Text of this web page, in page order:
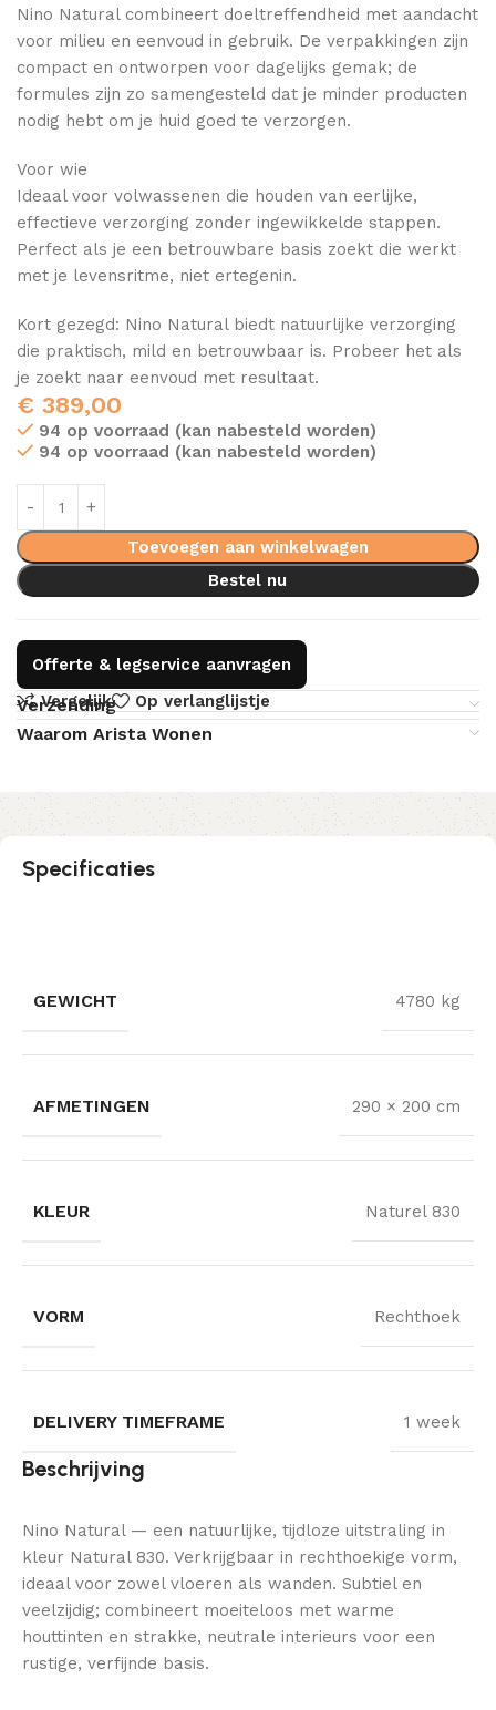
Nino Natural combineert doeltreffendheid met aandacht
voor milieu en eenvoud in gebruik. De verpakkingen zijn
compact en ontworpen voor dagelijks gemak; de
formules zijn zo samengesteld dat je minder producten
nodig hebt om je huid goed te verzorgen.
Voor wie
Ideaal voor volwassenen die houden van eerlijke,
effectieve verzorging zonder ingewikkelde stappen.
Perfect als je een betrouwbare basis zoekt die werkt
met je levensritme, niet ertegenin.
Kort gezegd: Nino Natural biedt natuurlijke verzorging
die praktisch, mild en betrouwbaar is. Probeer het als
je zoekt naar eenvoud met resultaat.
€ 389,00
94 op voorraad (kan nabesteld worden)
94 op voorraad (kan nabesteld worden)
Toevoegen aan winkelwagen
Bestel nu
Offerte & legservice aanvragen
Vergelijk
Op verlanglijstje
Verzending
Waarom Arista Wonen
Specificaties
GEWICHT 4780 kg
AFMETINGEN 290 × 200 cm
KLEUR Naturel 830
VORM Rechthoek
DELIVERY TIMEFRAME 1 week
Beschrijving
Nino Natural — een natuurlijke, tijdloze uitstraling in
kleur Natural 830. Verkrijgbaar in rechthoekige vorm,
ideaal voor zowel vloeren als wanden. Subtiel en
veelzijdig; combineert moeiteloos met warme
houttinten en strakke, neutrale interieurs voor een
rustige, verfijnde basis.